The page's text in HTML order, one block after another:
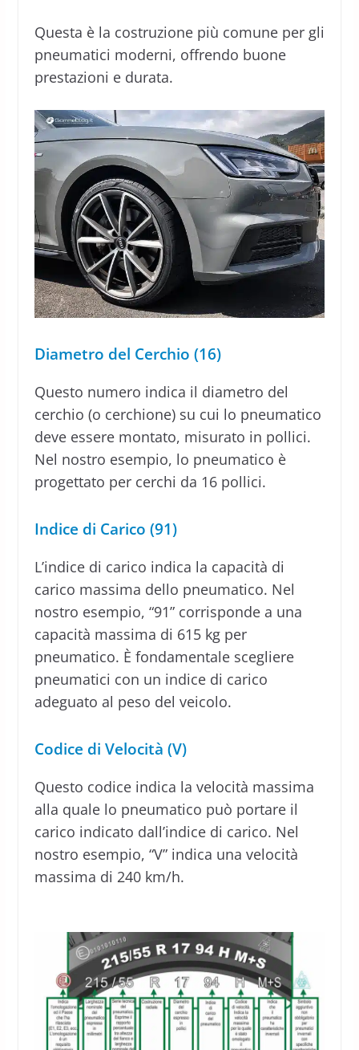
Questa è la costruzione più comune per gli
pneumatici moderni, offrendo buone
prestazioni e durata.
Diametro del Cerchio (16)
Questo numero indica il diametro del
cerchio (o cerchione) su cui lo pneumatico
deve essere montato, misurato in pollici.
Nel nostro esempio, lo pneumatico è
progettato per cerchi da 16 pollici.
Indice di Carico (91)
L’indice di carico indica la capacità di
carico massima dello pneumatico. Nel
nostro esempio, “91” corrisponde a una
capacità massima di 615 kg per
pneumatico. È fondamentale scegliere
pneumatici con un indice di carico
adeguato al peso del veicolo.
Codice di Velocità (V)
Questo codice indica la velocità massima
alla quale lo pneumatico può portare il
carico indicato dall’indice di carico. Nel
nostro esempio, “V” indica una velocità
massima di 240 km/h.